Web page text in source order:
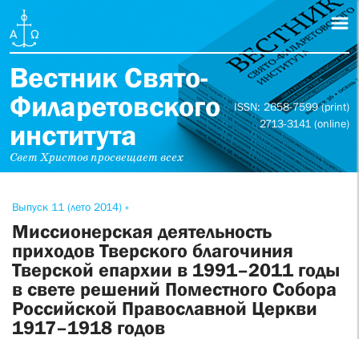
Вестник Свято-
Филаретовского
института
Свет Христов просвещает всех
ISSN: 2658-7599 (print)
2713-3141 (online)
Выпуск 11 (лето 2014) »
Миссионерская деятельность
приходов Тверского благочиния
Тверской епархии в 1991–2011 годы
в свете решений Поместного Собора
Российской Православной Церкви
1917–1918 годов